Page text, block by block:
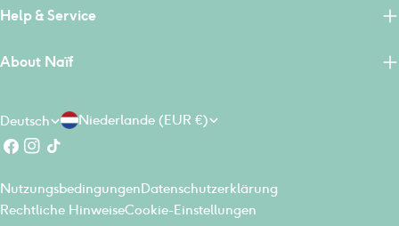
Help & Service
About Naïf
S
p
a
c
Deutsch
L
a
d
/
Niederlande (EUR €)
Facebook
Instagram
Tick
Tack
NutzungsbedingungenDatenschutzerklärung
Rechtliche HinweiseCookie-Einstellungen